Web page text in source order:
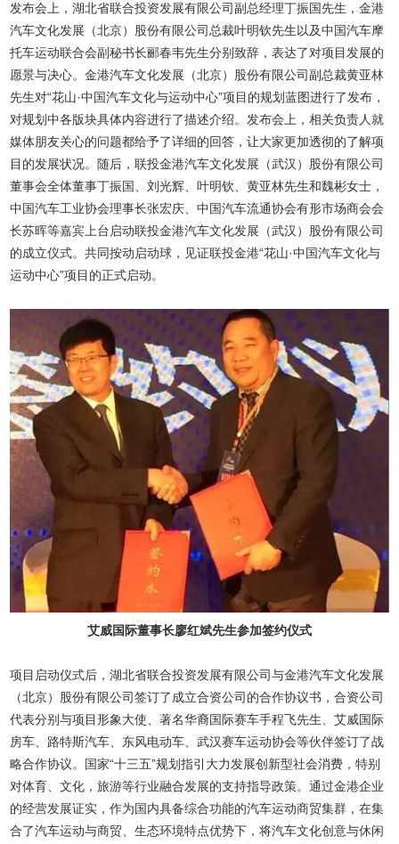
发布会上，湖北省联合投资发展有限公司副总经理丁振国先生，金港
汽车文化发展（北京）股份有限公司总裁叶明钦先生以及中国汽车摩
托车运动联合会副秘书长郦春韦先生分别致辞，表达了对项目发展的
愿景与决心。金港汽车文化发展（北京）股份有限公司副总裁黄亚林
先生对“花山·中国汽车文化与运动中心”项目的规划蓝图进行了发布，
对规划中各版块具体内容进行了描述介绍。发布会上，相关负责人就
媒体朋友关心的问题都给予了详细的回答，让大家更加透彻的了解项
目的发展状况。随后，联投金港汽车文化发展（武汉）股份有限公司
董事会全体董事丁振国、刘光辉、叶明钦、黄亚林先生和魏彬女士，
中国汽车工业协会理事长张宏庆、中国汽车流通协会有形市场商会会
长苏晖等嘉宾上台启动联投金港汽车文化发展（武汉）股份有限公司
的成立仪式。共同按动启动球，见证联投金港“花山·中国汽车文化与
运动中心”项目的正式启动。
艾威国际董事长廖红斌先生参加签约仪式
项目启动仪式后，湖北省联合投资发展有限公司与金港汽车文化发展
（北京）股份有限公司签订了成立合资公司的合作协议书，合资公司
代表分别与项目形象大使、著名华裔国际赛车手程飞先生、艾威国际
房车、路特斯汽车、东风电动车、武汉赛车运动协会等伙伴签订了战
略合作协议。国家“十三五”规划指引大力发展创新型社会消费，特别
对体育、文化，旅游等行业融合发展的支持指导政策。通过金港企业
的经营发展证实，作为国内具备综合功能的汽车运动商贸集群，在集
合了汽车运动与商贸、生态环境特点优势下，将汽车文化创意与休闲